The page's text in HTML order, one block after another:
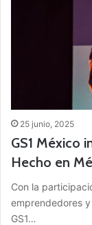
25 junio, 2025
GS1 México
Hecho en
Con la
emprendedores
GS1…